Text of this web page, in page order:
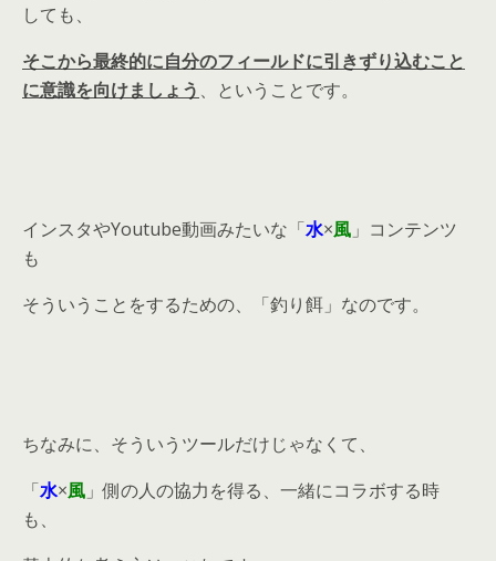
しても、
そこから最終的に自分のフィールドに引きずり込むこと
に意識を向けましょう 、ということです。
インスタやYoutube動画みたいな「水×風 」コンテンツ
も
そういうことをするための、「釣り餌」なのです。
ちなみに、そういうツールだけじゃなくて、
「水×風 」側の人の協力を得る、一緒にコラボする時
も、